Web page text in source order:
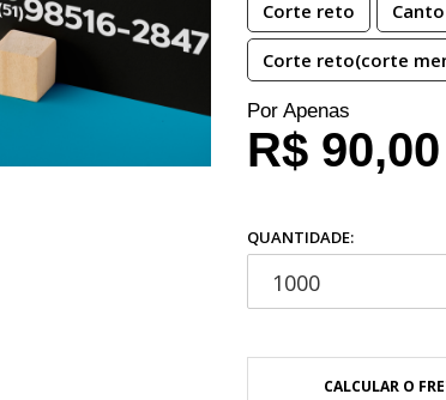
Corte reto
Corte reto(corte
Por Apenas
R$ 90,00
QUANTIDADE:
CALCULAR O